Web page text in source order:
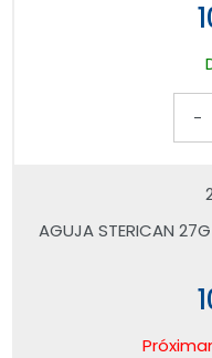
-
AGUJA STERICAN